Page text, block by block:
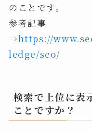
のことです。
参考記事
→https://
ledge/seo/
検索で上位に表
ことですか？